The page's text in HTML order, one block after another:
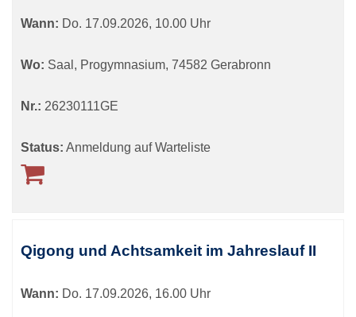
Wann: Do. 17.09.2026, 10.00 Uhr
Wo: Saal, Progymnasium, 74582 Gerabronn
Nr.: 26230111GE
Status: Anmeldung auf Warteliste
Qigong und Achtsamkeit im Jahreslauf II
Wann: Do. 17.09.2026, 16.00 Uhr